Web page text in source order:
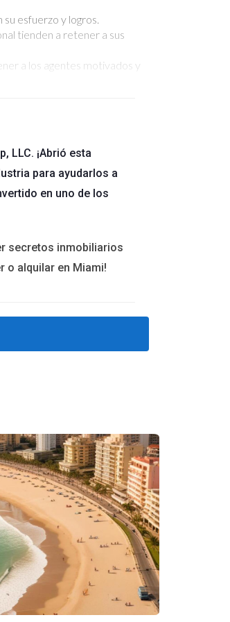
esfuerzo y logros.
tienden a retener a sus
a los agentes motivados y
a tener tasas de
fortalece la agencia en
ser crucial para su
información
una mayor dedicación a la
inmobiliarias.
aumentó del 40% al
un aumento del 30% en la
LLC. ¡Abrió esta
para ayudarlos a
en uno de los
secretos inmobiliarios
o alquilar en Miami!